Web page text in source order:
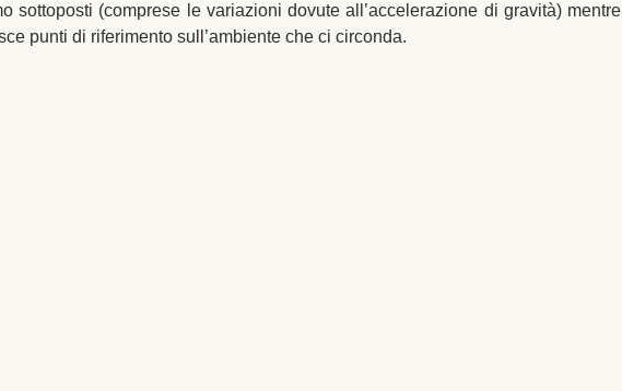
sottoposti (comprese le variazioni dovute all’accelerazione di gravità) mentre
punti di riferimento sull’ambiente che ci circonda.